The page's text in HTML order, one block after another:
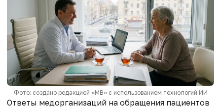
Фото: создано редакцией «МВ» с использованием технологий ИИ
Ответы медорганизаций на обращения пациентов